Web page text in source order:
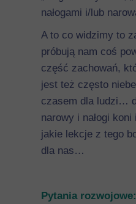
nałogami i/lub
A to co widzimy to
próbują nam coś
część zachowań,
jest też często
czasem dla ludzi…
narowy i nałogi
jakie lekcje z tego
dla nas…
Pytania rozwojowe: